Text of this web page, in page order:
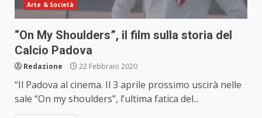
Arte & Società
“On My Shoulders”, il film sulla storia del
Calcio Padova
Redazione 22 Febbraio 2020
“Il Padova al cinema. Il 3 aprile prossimo uscirà nelle
sale “On my shoulders”, l’ultima fatica del...